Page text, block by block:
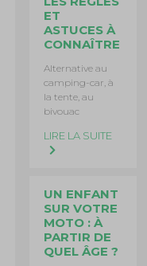
ET
ASTUCES À
CONNAÎTRE
Alternative au
camping-car, à
la tente, au
bivouac
LIRE LA SUITE
UN ENFANT
SUR VOTRE
MOTO : À
PARTIR DE
QUEL ÂGE ?